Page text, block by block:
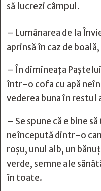
să lucrezi câmpul.
– Lumânarea de la
aprinsă în caz de
– În dimineaţa
într-o cofa cu apă
vederea buna în restul
– Se spune că e bine
neîncepută dintr-o
roşu, unul alb, un
verde, semne ale
în toate.